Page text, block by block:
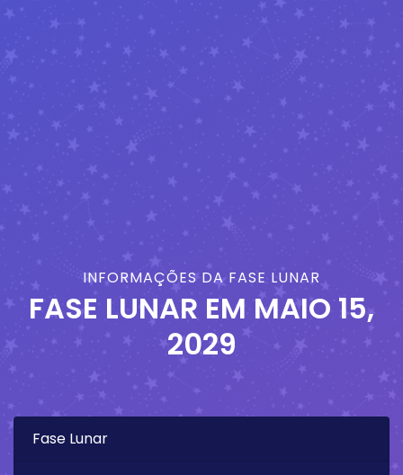
INFORMAÇÕES DA FASE LUNAR
FASE LUNAR EM MAIO 15,
2029
Fase Lunar